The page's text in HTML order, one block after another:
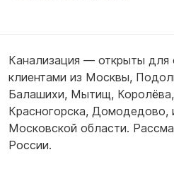
Канализация — открыты для
клиентами из Москвы,
Балашихи, Мытищ, Королёва,
Красногорска, Домодедово,
Московской области.
России.